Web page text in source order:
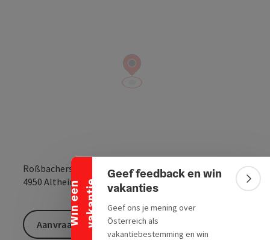
W
i
n
e
e
n
v
a
k
a
n
t
ie
Banner inklappen
Geef feedback en win
vakanties
Geef ons je mening over
Österreich als
vakantiebestemming en win
Roßbacherstr. 2
4950 Altheim Openen inOpenen
Aanvraag versturen